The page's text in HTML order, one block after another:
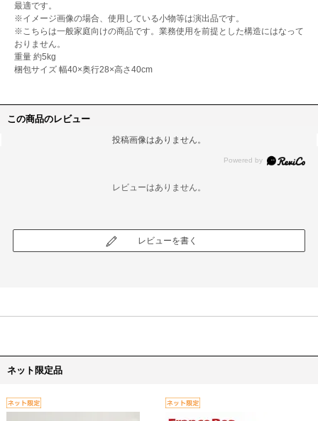
最適です。
※イメージ画像の場合、使用している小物等は演出品です。
※こちらは一般家庭向けの商品です。業務使用を前提とした構造にはなって
おりません。
重量 約5kg
梱包サイズ 幅40×奥行28×高さ40cm
この商品のレビュー
投稿画像はありません。
レビューはありません。
レビューを書く
ネット限定品